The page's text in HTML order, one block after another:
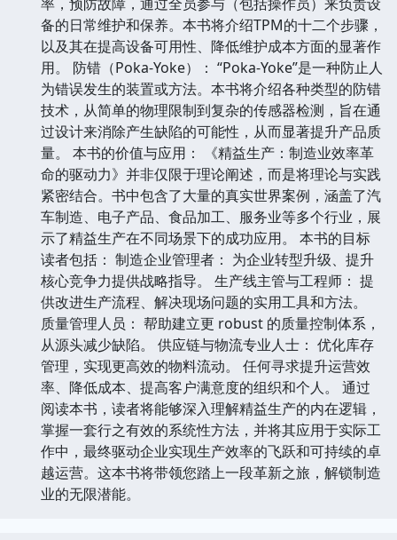
备的日常维护和保养。本书将介绍TPM的十二个步骤，
以及其在提高设备可用性、降低维护成本方面的显著作
用。 防错（Poka-Yoke）： “Poka-Yoke”是一种防止人
为错误发生的装置或方法。本书将介绍各种类型的防错
技术，从简单的物理限制到复杂的传感器检测，旨在通
过设计来消除产生缺陷的可能性，从而显著提升产品质
量。 本书的价值与应用： 《精益生产：制造业效率革
命的驱动力》并非仅限于理论阐述，而是将理论与实践
紧密结合。书中包含了大量的真实世界案例，涵盖了汽
车制造、电子产品、食品加工、服务业等多个行业，展
示了精益生产在不同场景下的成功应用。 本书的目标
读者包括： 制造企业管理者： 为企业转型升级、提升
核心竞争力提供战略指导。 生产线主管与工程师： 提
供改进生产流程、解决现场问题的实用工具和方法。
质量管理人员： 帮助建立更 robust 的质量控制体系，
从源头减少缺陷。 供应链与物流专业人士： 优化库存
管理，实现更高效的物料流动。 任何寻求提升运营效
率、降低成本、提高客户满意度的组织和个人。 通过
阅读本书，读者将能够深入理解精益生产的内在逻辑，
掌握一套行之有效的系统性方法，并将其应用于实际工
作中，最终驱动企业实现生产效率的飞跃和可持续的卓
越运营。这本书将带领您踏上一段革新之旅，解锁制造
业的无限潜能。